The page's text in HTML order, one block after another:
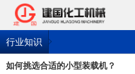
行业知识
如何挑选合适的小型装载机？